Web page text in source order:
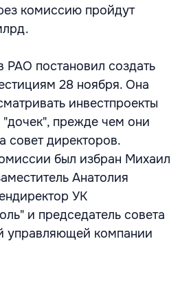
комиссию пройдут
РАО постановил создать
28 ноября. Она
инвестпроекты
прежде чем они
совет директоров.
был избран Михаил
Анатолия
УК
и председатель совета
управляющей компании